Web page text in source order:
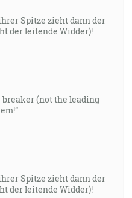
Spitze zieht dann der
der leitende Widder)!
breaker (not the leading
Spitze zieht dann der
der leitende Widder)!